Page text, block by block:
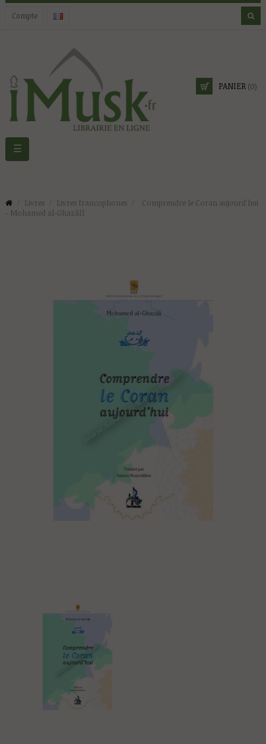
Compte
PANIER (0)
Basculer
la
☰
Livres Livres francophones
Comprendre le Coran aujourd'hui
- Mohamed al-Ghazâlî